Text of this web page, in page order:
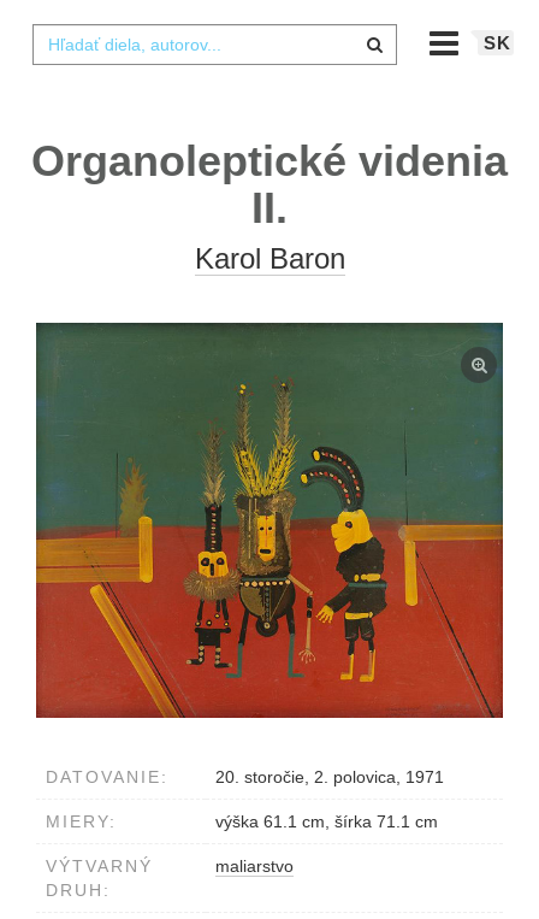
SK
Organoleptické videnia
II.
Karol Baron
DATOVANIE: 20. storočie, 2. polovica, 1971
MIERY: výška 61.1 cm, šírka 71.1 cm
VÝTVARNÝ
DRUH:
maliarstvo